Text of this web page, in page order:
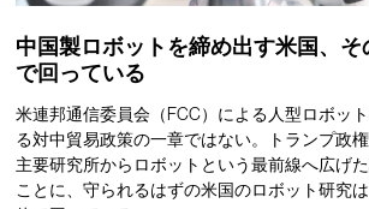
中国製ロボットを締め出す米国、
で回っている
米連邦通信委員会（FCC）による人型ロボッ
る対中貿易政策の一章ではない。トランプ政
主要研究所からロボットという最前線へ広げ
ことに、守られるはずの米国のロボット研究